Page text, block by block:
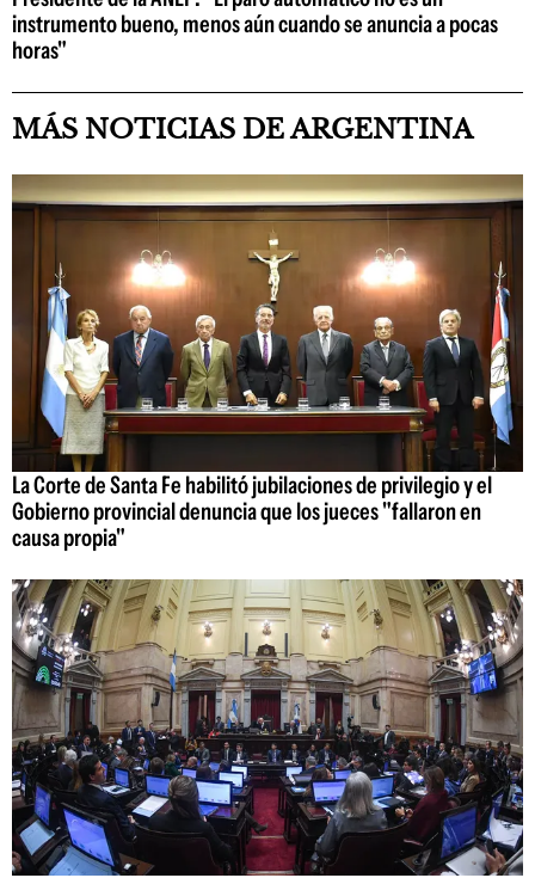
instrumento bueno, menos aún cuando se anuncia a pocas
horas"
MÁS NOTICIAS DE ARGENTINA
La Corte de Santa Fe habilitó jubilaciones de privilegio y el
Gobierno provincial denuncia que los jueces "fallaron en
causa propia"